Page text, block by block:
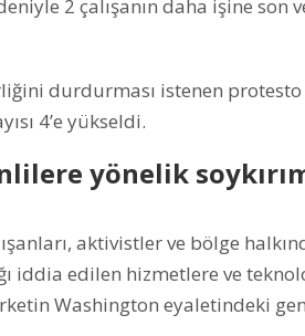
2 çalışanın daha işine son
durdurması istenen protesto
4’e yükseldi.
yönelik
aktivistler ve bölge
iddia edilen hizmetlere ve
Washington eyaletindeki